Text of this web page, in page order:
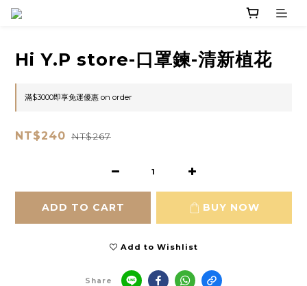
Hi Y.P store-口罩鍊-清新植花
滿$3000即享免運優惠 on order
NT$240 NT$267
ADD TO CART BUY NOW
Add to Wishlist
Share